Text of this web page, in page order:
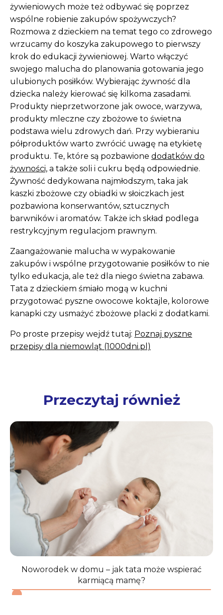
żywieniowych może też odbywać się poprzez
wspólne robienie zakupów spożywczych?
Rozmowa z dzieckiem na temat tego co zdrowego
wrzucamy do koszyka zakupowego to pierwszy
krok do edukacji żywieniowej. Warto włączyć
swojego malucha do planowania gotowania jego
ulubionych posiłków. Wybierając żywność dla
dziecka należy kierować się kilkoma zasadami.
Produkty nieprzetworzone jak owoce, warzywa,
produkty mleczne czy zbożowe to świetna
podstawa wielu zdrowych dań. Przy wybieraniu
półproduktów warto zwrócić uwagę na etykietę
produktu. Te, które są pozbawione dodatków do
żywności, a także soli i cukru będą odpowiednie.
Żywność dedykowana najmłodszym, taka jak
kaszki zbożowe czy obiadki w słoiczkach jest
pozbawiona konserwantów, sztucznych
barwników i aromatów. Także ich skład podlega
restrykcyjnym regulacjom prawnym.
Zaangażowanie malucha w wypakowanie
zakupów i wspólne przygotowanie posiłków to nie
tylko edukacja, ale też dla niego świetna zabawa.
Tata z dzieckiem śmiało mogą w kuchni
przygotować pyszne owocowe koktajle, kolorowe
kanapki czy usmażyć zbożowe placki z dodatkami.
Po proste przepisy wejdź tutaj: Poznaj pyszne
przepisy dla niemowląt (1000dni.pl)
Przeczytaj również
Noworodek w domu – jak tata może wspierać
karmiącą mamę?